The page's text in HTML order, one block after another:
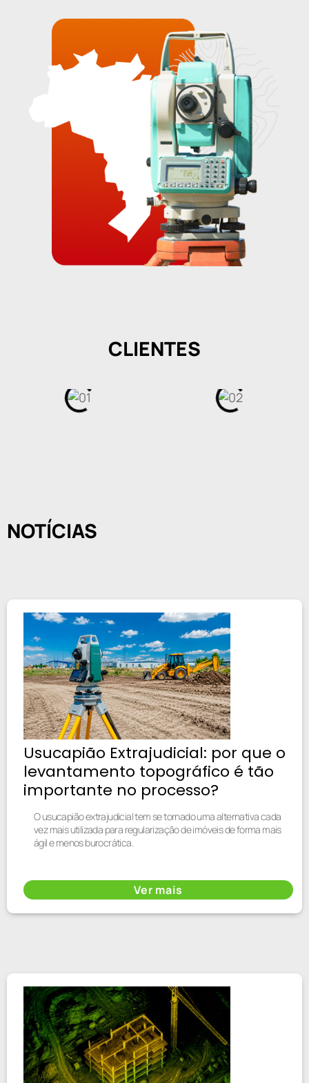
CLIENTES
NOTÍCIAS
Usucapião Extrajudicial: por que o
levantamento topográfico é tão
importante no processo?
O usucapião extrajudicial tem se tornado uma alternativa cada
vez mais utilizada para regularização de imóveis de forma mais
ágil e menos burocrática.
Ver mais